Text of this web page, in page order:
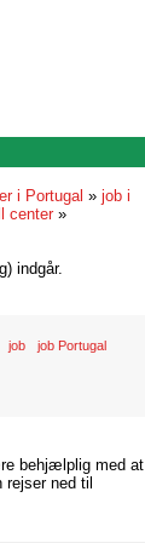
i Portugal » job i
center »
indgår.
job job Portugal
behjælplig med at
ned til